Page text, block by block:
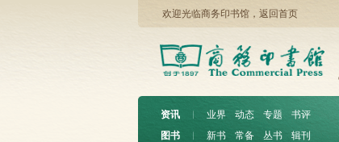
欢迎光临商务印书馆， 返回首页
资讯 ︱ 业界 动态 专题
书评
图书
︱ 新书 常备 丛书 辑刊